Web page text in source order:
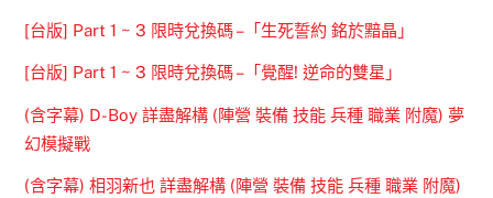
[台版] Part 1 ~ 3 限時兌換碼 –「生死誓約 銘於黯晶」
[台版] Part 1 ~ 3 限時兌換碼 –「覺醒! 逆命的雙星」
(含字幕) D-Boy 詳盡解構 (陣營 裝備 技能 兵種 職業 附魔) 夢
幻模擬戰
(含字幕) 相羽新也 詳盡解構 (陣營 裝備 技能 兵種 職業 附魔)